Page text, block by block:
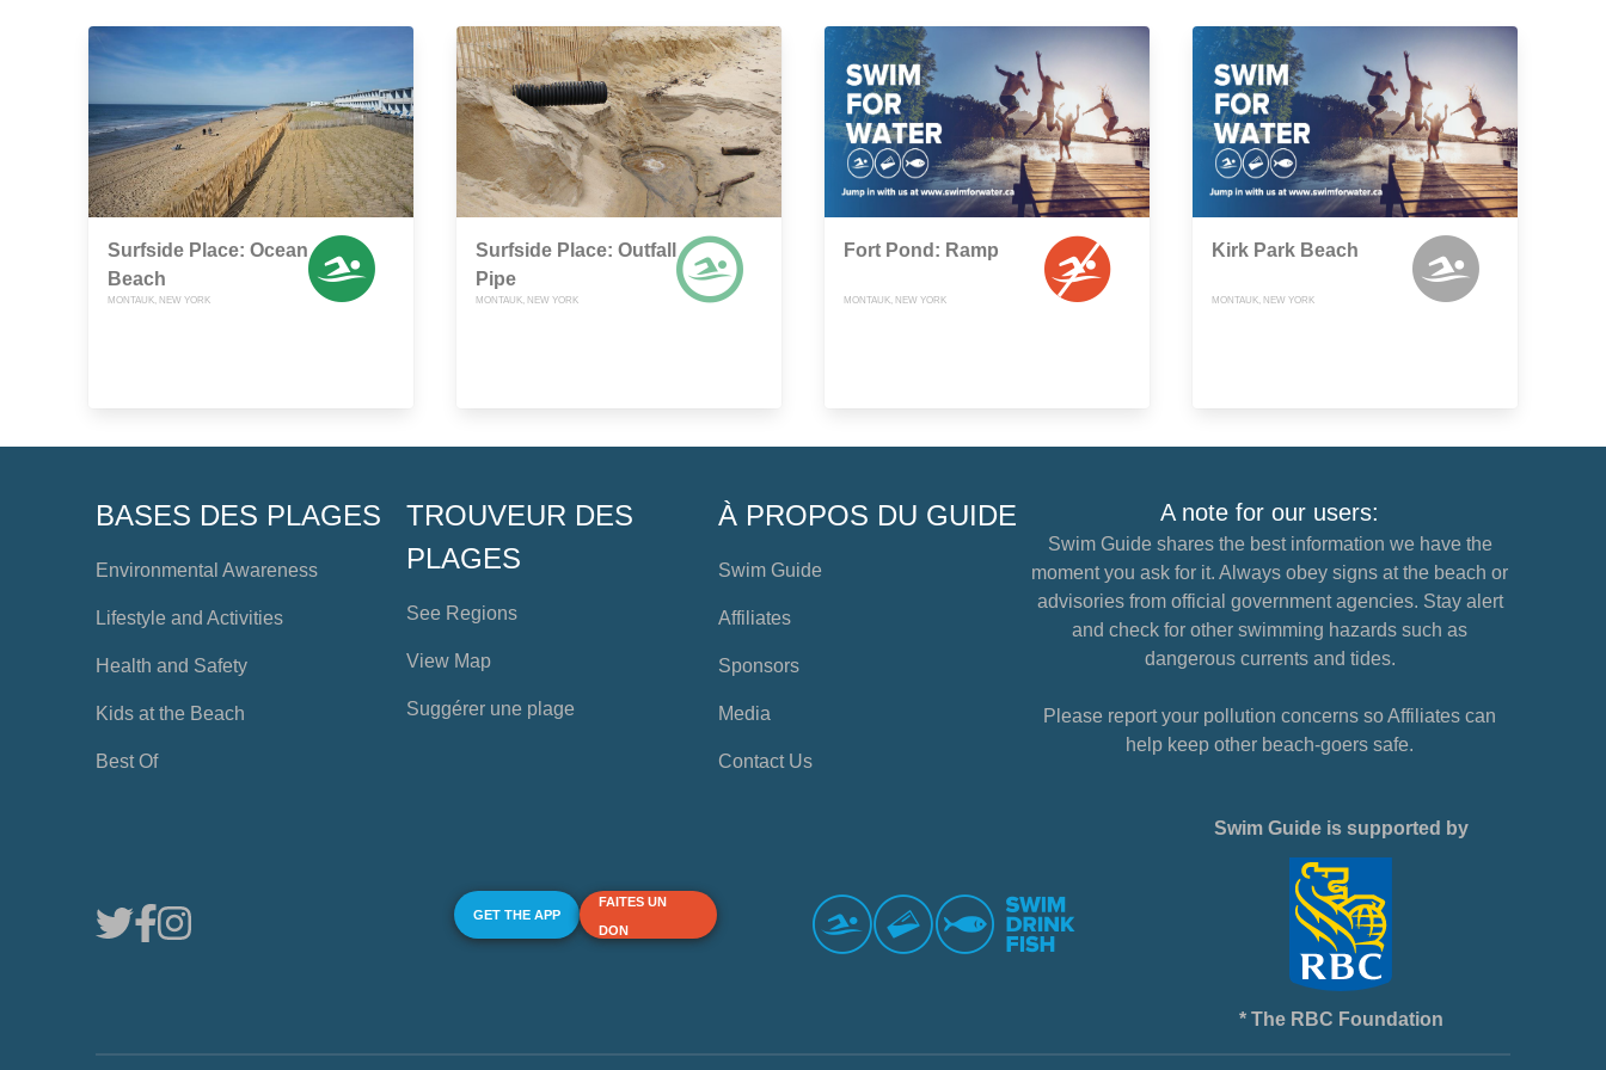
Surfside Place: Ocean
Beach
MONTAUK, NEW YORK
Surfside Place: Outfall
Pipe
MONTAUK, NEW YORK
Fort Pond: Ramp
MONTAUK, NEW YORK
Kirk Park Beach
MONTAUK, NEW YORK
BASES DES PLAGES
Environmental Awareness
Lifestyle and Activities
Health and Safety
Kids at the Beach
Best Of
TROUVEUR DES
PLAGES
See Regions
View Map
Suggérer une plage
À PROPOS DU GUIDE
Swim Guide
Affiliates
Sponsors
Media
Contact Us
A note for our users:
Swim Guide shares the best information we have the
moment you ask for it. Always obey signs at the beach or
advisories from official government agencies. Stay alert
and check for other swimming hazards such as
dangerous currents and tides.
Please report your pollution concerns so Affiliates can
help keep other beach-goers safe.
GET THE APP
FAITES UN
DON
Swim Guide is supported by
* The RBC Foundation